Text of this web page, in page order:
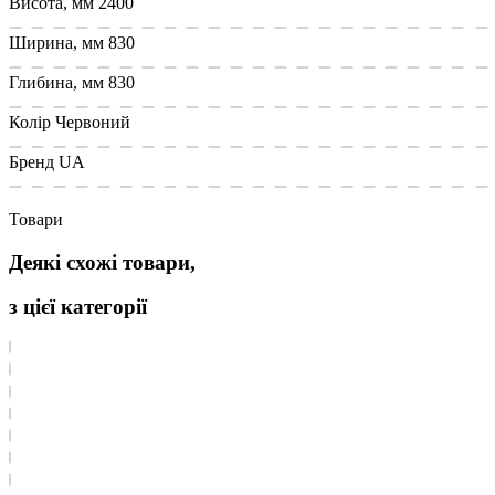
Ширина, мм 830
Глибина, мм 830
Колір Червоний
Бренд UA
Товари
Деякі схожі товари,
з цієї категорії